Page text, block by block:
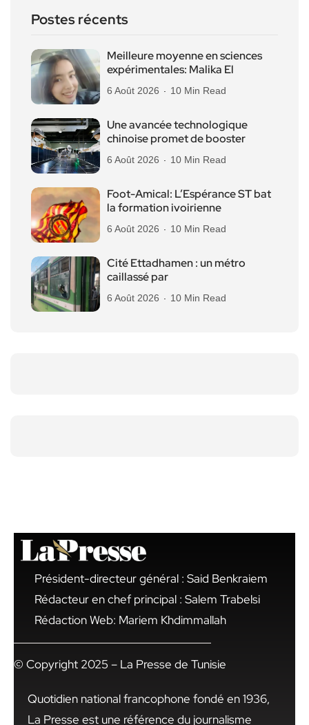
Postes récents
Meilleure moyenne en sciences
expérimentales: Malika El
6 Août 2026 10 Min Read
Une avancée technologique
chinoise promet de booster
6 Août 2026 10 Min Read
Foot-Amical: L’Espérance ST bat
la formation ivoirienne
6 Août 2026 10 Min Read
Cité Ettadhamen : un métro
caillassé par
6 Août 2026 10 Min Read
Président-directeur général : Said Benkraiem
Rédacteur en chef principal : Salem Trabelsi
Rédaction Web: Mariem Khdimmallah
© Copyright 2025 – La Presse de Tunisie
Quotidien national francophone fondé en 1936,
La Presse est une référence du journalisme